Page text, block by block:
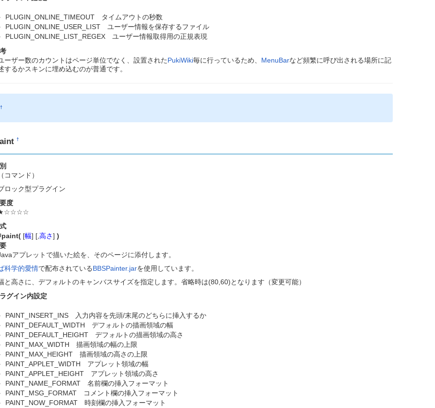
PLUGIN_ONLINE_TIMEOUT タイムアウトの秒数
PLUGIN_ONLINE_USER_LIST ユーザー情報を保存するファイル
PLUGIN_ONLINE_LIST_REGEX ユーザー情報取得用の正規表現
ーザー数のカウントはページ単位でなく、設置されたPukiWiki毎に行っているため、 MenuBarなど頻繁に呼び出される場所に記
するかスキンに埋め込むのが普通です。
†
†
コマンド）
ロック型プラグイン
度
[幅] [, 高さ] )
アプレットで描いた絵を、そのページに添付します。
科学的愛情で配布されているBBSPainter.jarを使用しています。
と高さに、デフォルトのキャンバスサイズを指定します。省略時は(80,60)となります（変更可能）
グイン内設定
PAINT_INSERT_INS 入力内容を先頭/末尾のどちらに挿入するか
PAINT_DEFAULT_WIDTH デフォルトの描画領域の幅
PAINT_DEFAULT_HEIGHT デフォルトの描画領域の高さ
PAINT_MAX_WIDTH 描画領域の幅の上限
PAINT_MAX_HEIGHT 描画領域の高さの上限
PAINT_APPLET_WIDTH アプレット領域の幅
PAINT_APPLET_HEIGHT アプレット領域の高さ
PAINT_NAME_FORMAT 名前欄の挿入フォーマット
PAINT_MSG_FORMAT コメント欄の挿入フォーマット
PAINT_NOW_FORMAT 時刻欄の挿入フォーマット